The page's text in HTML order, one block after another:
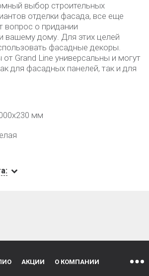
выбор строительных
отделки фасада, все еще
вопрос о придании
вашему дому. Для этих целей
фасадные декоры.
Grand Line универсальны и могут
для фасадных панелей, так и для
мм
АКЦИИ О КОМПАНИИ